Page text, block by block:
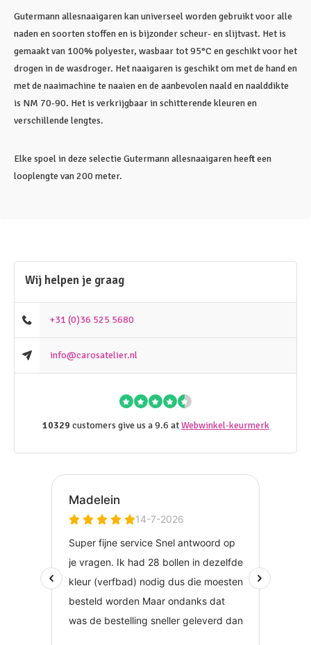
Gutermann allesnaaigaren kan universeel worden gebruikt voor alle
naden en soorten stoffen en is bijzonder scheur- en slijtvast. Het is
gemaakt van 100% polyester, wasbaar tot 95°C en geschikt voor het
drogen in de wasdroger. Het naaigaren is geschikt om met de hand en
met de naaimachine te naaien en de aanbevolen naald en naalddikte
is NM 70-90. Het is verkrijgbaar in schitterende kleuren en
verschillende lengtes.
Elke spoel in deze selectie Gutermann allesnaaigaren heeft een
looplengte van 200 meter.
Wij helpen je graag
+31 (0)36 525 5680
info@carosatelier.nl
10329 customers give us a 9.6 atWebwinkel-keurmerk